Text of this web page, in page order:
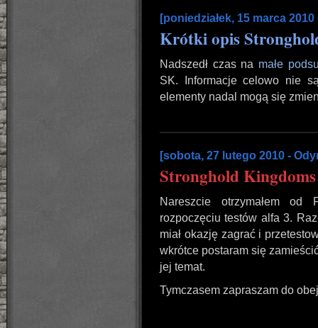
[poniedziałek, 15 marca
Krótki opis
Nadszedł czas na małe
SK. Informacje celowo nie
elementy nadal mogą się
[sobota, 27 lutego 2010 -
Stronghold
Nareszcie otrzymałem
rozpoczęciu testów alfa 3.
miał okazję zagrać i
wkrótce postaram się
jej temat.
Tymczasem zapraszam do